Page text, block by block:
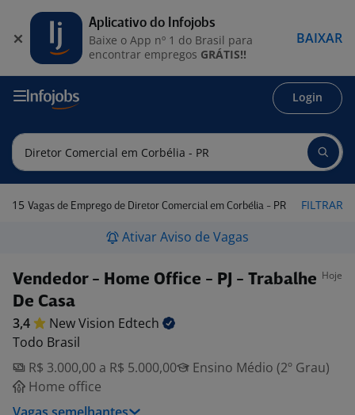
Login
15 Vagas de Emprego de Diretor Comercial em Corbélia - PR FILTRAR
Ativar Aviso de Vagas
Vendedor - Home Office - PJ - Trabalhe
De Casa
Hoje
3,4 New Vision Edtech
Todo Brasil
R$ 3.000,00 a R$ 5.000,00
Ensino Médio (2º Grau)
Home office
Aplicativo do Infojobs
Baixe o App nº 1 do Brasil para
encontrar empregos GRÁTIS!!
BAIXAR